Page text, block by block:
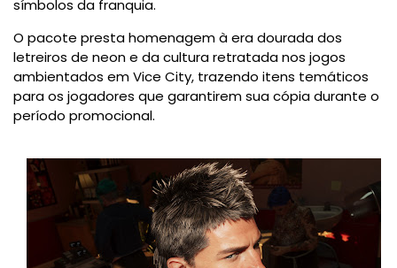
símbolos da franquia.
O pacote presta homenagem à era dourada dos
letreiros de neon e da cultura retratada nos jogos
ambientados em Vice City, trazendo itens temáticos
para os jogadores que garantirem sua cópia durante o
período promocional.